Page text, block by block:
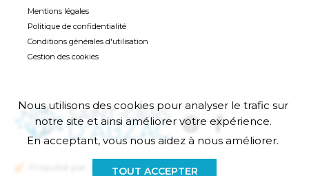
Mentions légales
Politique de confidentialité
Conditions générales d'utilisation
Gestion des cookies
Nous utilisons des cookies pour analyser le trafic sur
notre site et ainsi améliorer votre expérience.
En acceptant, vous nous aidez à nous améliorer.
TOUT ACCEPTER